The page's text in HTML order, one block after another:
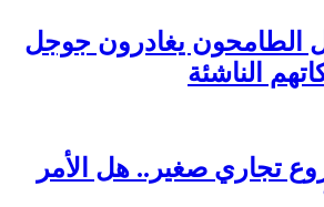
الطامحون يغادرون جوجل
الناشئة
تجاري صغير.. هل الأمر